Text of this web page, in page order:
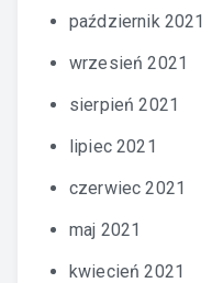
październik 2021
wrzesień 2021
sierpień 2021
lipiec 2021
czerwiec 2021
maj 2021
kwiecień 2021